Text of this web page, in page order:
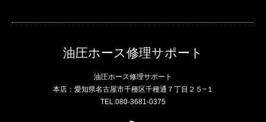
油圧ホース修理サポート
油圧ホース修理サポート
本店：愛知県名古屋市千種区千種通７丁目２５−１
TEL.080-3681-0375